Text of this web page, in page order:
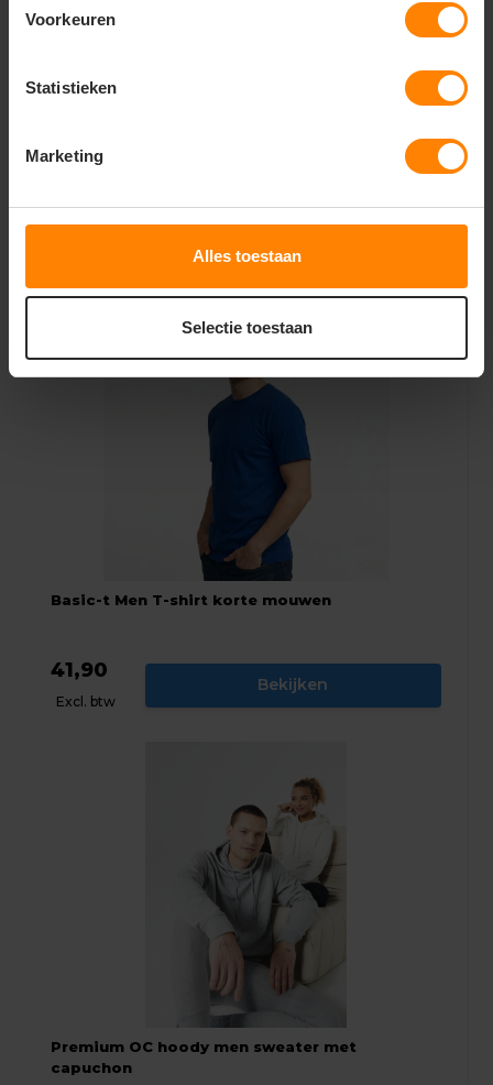
Voorkeuren
Statistieken
Marketing
Alles toestaan
Selectie toestaan
Milieubewuste materiaalkeuze,
gebruik
ideaal voor zowel hoogwaardig bedrukken als luxe
borduren
Gerelateerde producten
Basic-t Men T-shirt korte mouwen
41,90
Excl. btw
Bekijken
Premium OC hoody men sweater met
capuchon